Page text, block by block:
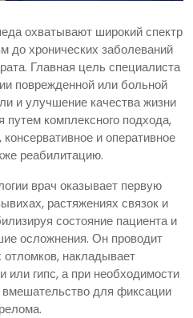
охватывают широкий спектр
до хронических заболеваний
Главная цель специалиста
поврежденной или больной
и улучшение качества жизни
путем комплексного подхода,
и оперативное
реабилитацию.
врач оказывает первую
растяжениях связок и
состояние пациента и
осложнения. Он проводит
накладывает
гипс, а при необходимости
вмешательство для фиксации